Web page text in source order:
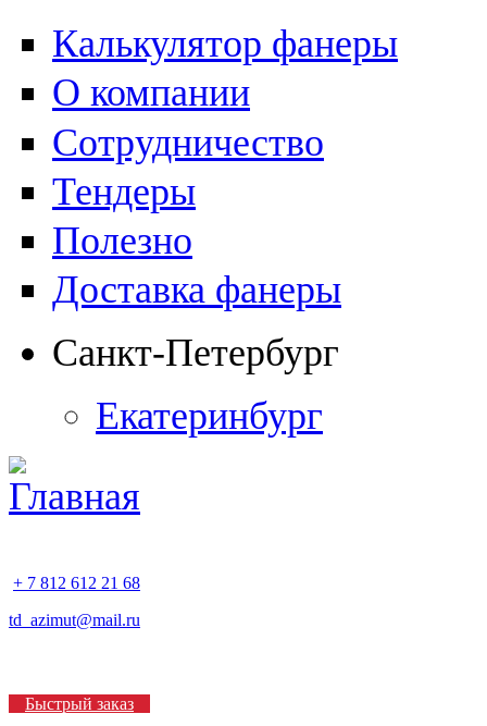
Калькулятор фанеры
О компании
Сотрудничество
Тендеры
Полезно
Доставка фанеры
Санкт-Петербург
Екатеринбург
+ 7 812 612 21 68
td_azimut@mail.ru
Быстрый заказ